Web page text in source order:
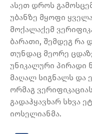
ასეთ დროს
უბანზე მყოფი
მოქალაქემ
ბარათი, შემდეგ რა
თუნდაც მეორე
უნიკალური პირადი
მაღალ სიგნალს და
ორმაგ
გადაჰყავხარ სხვა
იოსელიანმა.